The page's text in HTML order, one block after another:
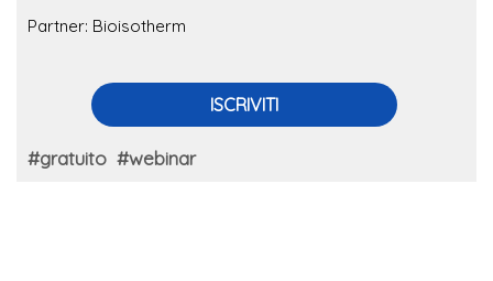
Partner: Bioisotherm
ISCRIVITI
#gratuito #webinar